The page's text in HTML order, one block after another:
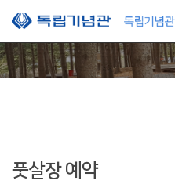
본문 바로가기
풋살장 예약